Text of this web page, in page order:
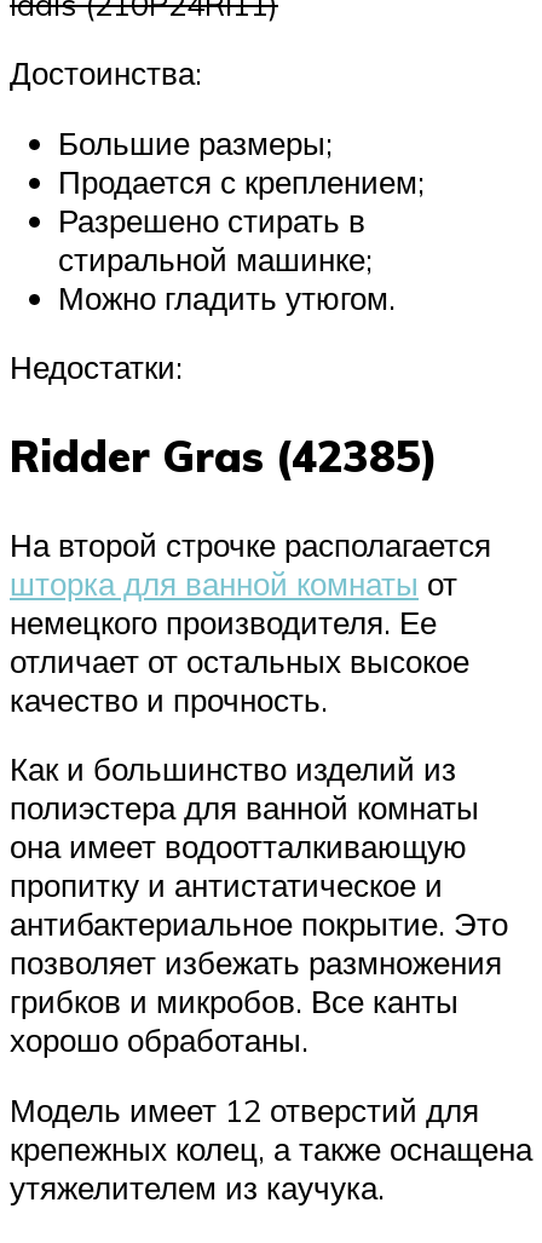
Достоинства:
Большие размеры;
Продается с креплением;
Разрешено стирать в
стиральной машинке;
Можно гладить утюгом.
Недостатки:
Ridder Gras (42385)
На второй строчке располагается
шторка для ванной комнаты от
немецкого производителя. Ее
отличает от остальных высокое
качество и прочность.
Как и большинство изделий из
полиэстера для ванной комнаты
она имеет водоотталкивающую
пропитку и антистатическое и
антибактериальное покрытие. Это
позволяет избежать размножения
грибков и микробов. Все канты
хорошо обработаны.
Модель имеет 12 отверстий для
крепежных колец, а также оснащена
утяжелителем из каучука.